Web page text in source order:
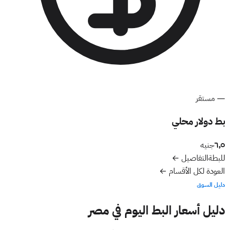
— مستقر
بط دولار محلي
٦٫٥جنيه
للبطةالتفاصيل ←
العودة لكل الأقسام ←
دليل السوق
دليلأسعار البطاليوم في مصر